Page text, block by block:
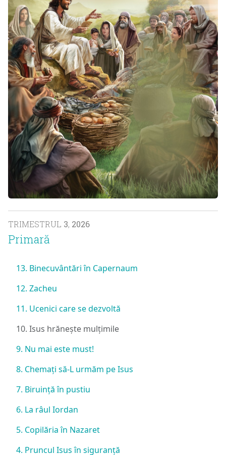
TRIMESTRUL 3, 2026
Primară
13. Binecuvântări în Capernaum
12. Zacheu
11. Ucenici care se dezvoltă
10. Isus hrănește mulțimile
9. Nu mai este must!
8. Chemați să-L urmăm pe Isus
7. Biruință în pustiu
6. La râul Iordan
5. Copilăria în Nazaret
4. Pruncul Isus în siguranță